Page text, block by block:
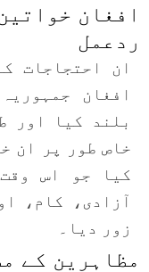
افغان
ردعمل
ان احتجاجات
افغان
بلند کیا اور
خاص طور پر ان
کیا جو اس
آزادی، کام،
زور دیا۔
مظاہرین کے